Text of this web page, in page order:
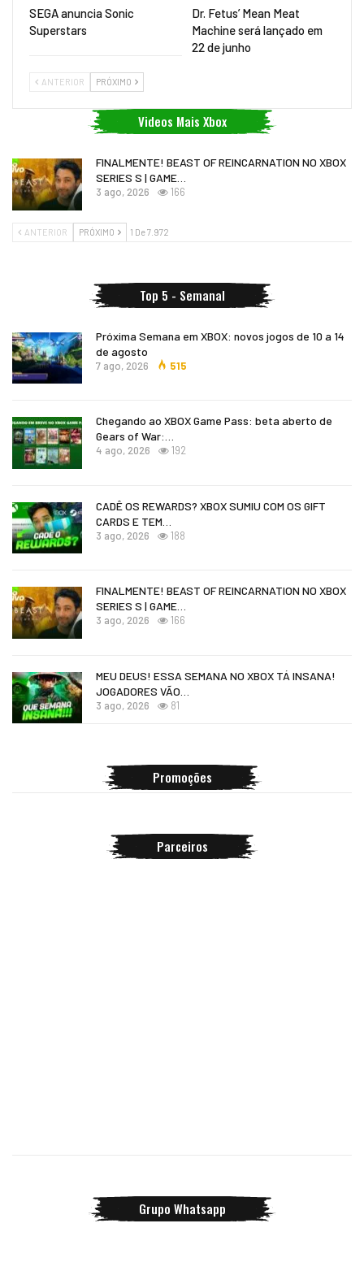
SEGA anuncia Sonic
Superstars
Dr. Fetus’ Mean Meat
Machine será lançado em
22 de junho
ANTERIOR PRÓXIMO
Videos Mais Xbox
FINALMENTE! BEAST OF REINCARNATION NO XBOX
SERIES S | GAME…
3 ago, 2026 166
ANTERIOR PRÓXIMO 1 De 7.972
Top 5 - Semanal
Próxima Semana em XBOX: novos jogos de 10 a 14
de agosto
7 ago, 2026 515
Chegando ao XBOX Game Pass: beta aberto de
Gears of War:…
4 ago, 2026 192
CADÊ OS REWARDS? XBOX SUMIU COM OS GIFT
CARDS E TEM…
3 ago, 2026 188
FINALMENTE! BEAST OF REINCARNATION NO XBOX
SERIES S | GAME…
3 ago, 2026 166
MEU DEUS! ESSA SEMANA NO XBOX TÁ INSANA!
JOGADORES VÃO…
3 ago, 2026 81
Promoções
Parceiros
Grupo Whatsapp